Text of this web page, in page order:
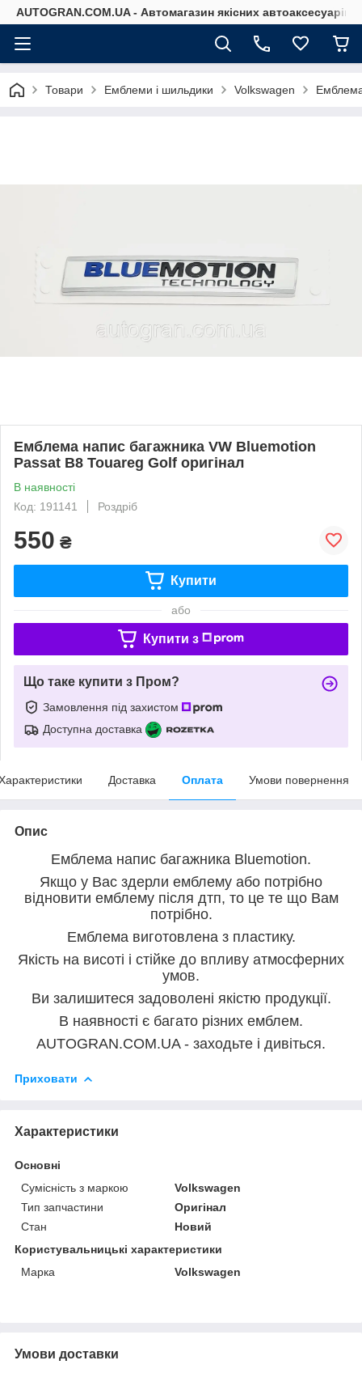
AUTOGRAN.COM.UA - Автомагазин якісних автоаксесуарів
Товари Емблеми і шильдики Volkswagen
Емблема напис багажника VW Bluemotion
Passat B8 Touareg Golf оригінал
В наявності
Код: 191141
Роздріб
550 ₴
Купити
або
Купити з
Що таке купити з Пром?
Замовлення під захистом
Доступна доставка
Доставка Оплата Умови повернення
Опис
Емблема напис багажника Bluemotion.
Якщо у Вас здерли емблему або потрібно
відновити емблему після дтп, то це те що Вам
потрібно.
Емблема виготовлена з пластику.
Якість на висоті і стійке до впливу атмосферних
умов.
Ви залишитеся задоволені якістю продукції.
В наявності є багато різних емблем.
AUTOGRAN.COM.UA - заходьте і дивіться.
Приховати
Характеристики
Основні
Сумісність з маркою
Volkswagen
Тип запчастини
Оригінал
Стан
Новий
Користувальницькі характеристики
Марка
Volkswagen
Умови доставки